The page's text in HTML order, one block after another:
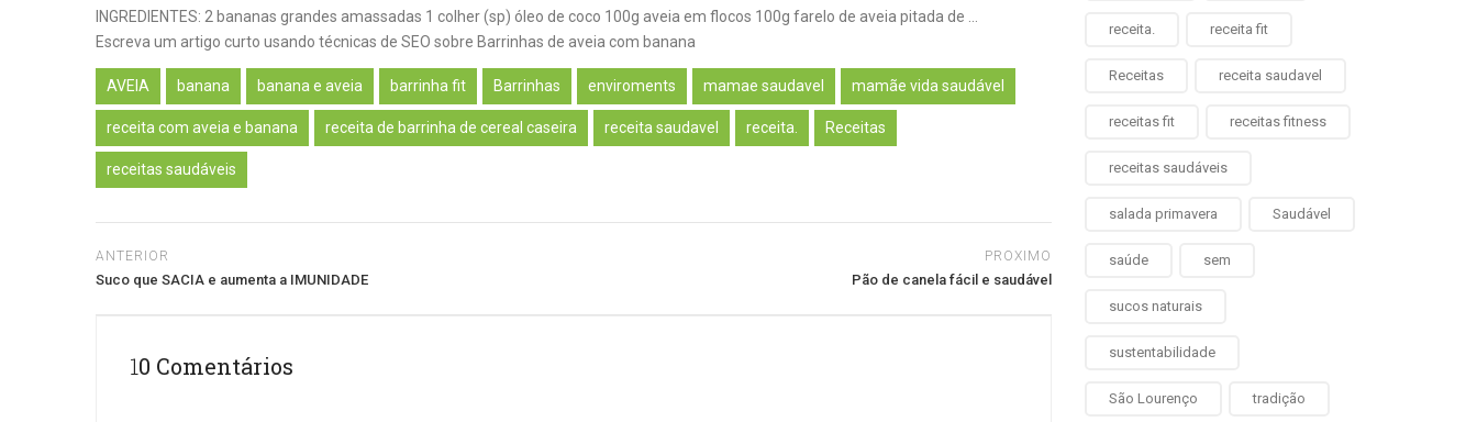
INGREDIENTES: 2 bananas grandes amassadas 1 colher (sp) óleo de coco 100g aveia em flocos 100g farelo de aveia pitada de …
Escreva um artigo curto usando técnicas de SEO sobre Barrinhas de aveia com banana
AVEIA banana banana e aveia barrinha fit Barrinhas enviroments mamae saudavel mamãe vida saudável
receita com aveia e banana receita de barrinha de cereal caseira receita saudavel receita. Receitas
receitas saudáveis
ANTERIOR
Suco que SACIA e aumenta a IMUNIDADE
PROXIMO
Pão de canela fácil e saudável
10 Comentários
receita. receita fit
Receitas receita saudavel
receitas fit receitas fitness
receitas saudáveis
salada primavera Saudável
saúde sem
sucos naturais
sustentabilidade
São Lourenço tradição